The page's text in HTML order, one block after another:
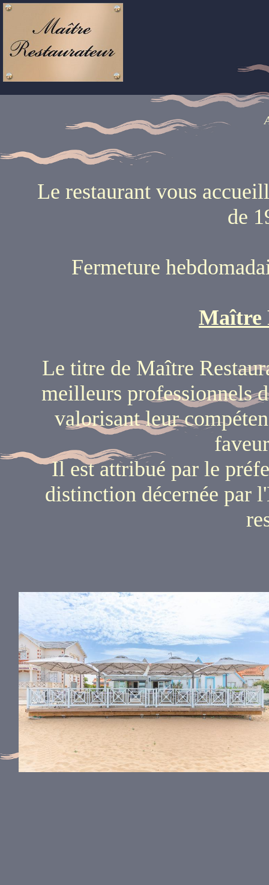
Le restaurant vous
de
Fermeture
Maître
Le titre de Maître
meilleurs professionnels
valorisant leur
Il est attribué par le
distinction décernée par